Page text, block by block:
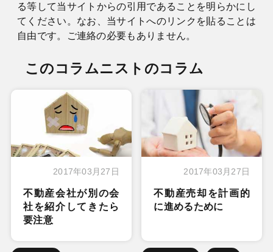
る等して当サイトからの引用であることを明らかにし
てください。なお、当サイトへのリンクを貼ることは
自由です。ご連絡の必要もありません。
このコラムニストのコラム
2017年03月27日
不動産会社が別の会
社を紹介してきたら
要注意
2017年03月27日
不動産売却を計画的
に進めるために